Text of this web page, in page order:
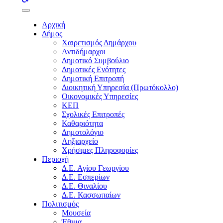
buttons
Αρχική
Δήμος
Χαιρετισμός Δημάρχου
Αντιδήμαρχοι
Δημοτικό Συμβούλιο
Δημοτικές Ενότητες
Δημοτική Επιτροπή
Διοικητική Υπηρεσία (Πρωτόκολλο)
Οικονομικές Υπηρεσίες
ΚΕΠ
Σχολικές Επιτροπές
Καθαριότητα
Δημοτολόγιο
Ληξιαρχείο
Χρήσιμες Πληροφορίες
Περιοχή
Δ.Ε. Αγίου Γεωργίου
Δ.Ε. Εσπερίων
Δ.Ε. Θιναλίου
Δ.Ε. Κασσωπαίων
Πολιτισμός
Μουσεία